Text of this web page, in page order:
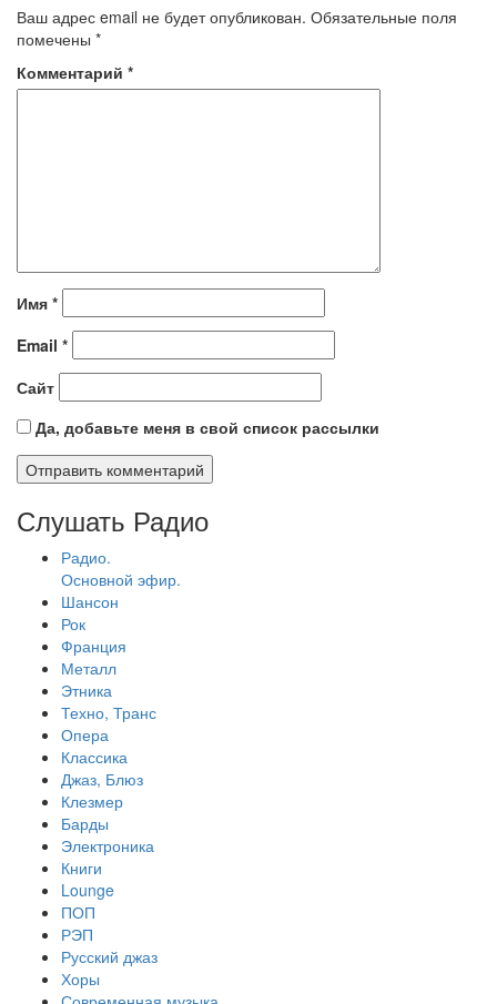
Ваш адрес email не будет опубликован. Обязательные поля
помечены *
Комментарий *
Имя *
Email *
Сайт
Да, добавьте меня в свой список рассылки
Слушать Радио
Радио.
Основной эфир.
Шансон
Рок
Франция
Металл
Этника
Техно, Транс
Опера
Классика
Джаз, Блюз
Клезмер
Барды
Электроника
Книги
Lounge
ПОП
РЭП
Русский джаз
Хоры